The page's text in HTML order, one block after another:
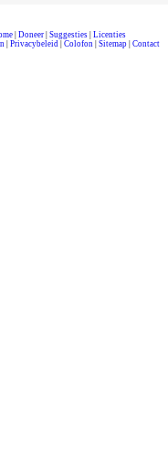
| Doneer| Suggesties| Licenties
| Privacybeleid| Colofon| Sitemap| Contact